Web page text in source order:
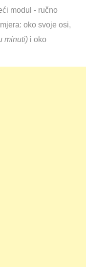
modul - ručno
oko svoje osi,
minuti) i oko